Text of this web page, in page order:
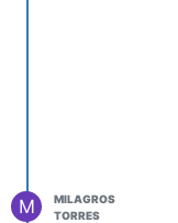
M
MILAGROS
TORRES